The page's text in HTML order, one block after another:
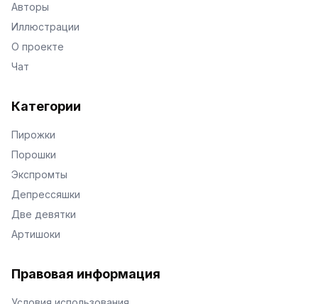
Авторы
Иллюстрации
О проекте
Чат
Категории
Пирожки
Порошки
Экспромты
Депрессяшки
Две девятки
Артишоки
Правовая информация